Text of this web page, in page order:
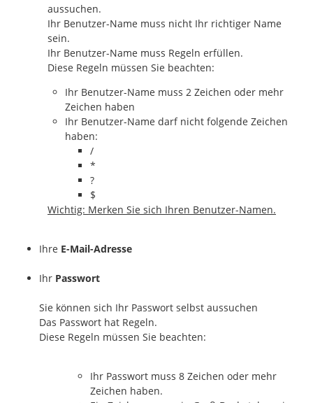
aussuchen.
Ihr Benutzer-Name muss nicht Ihr richtiger Name
sein.
Ihr Benutzer-Name muss Regeln erfüllen.
Diese Regeln müssen Sie beachten:
Ihr Benutzer-Name muss 2 Zeichen oder mehr
Zeichen haben
Ihr Benutzer-Name darf nicht folgende Zeichen
haben:
/
*
?
$
Wichtig: Merken Sie sich Ihren Benutzer-Namen.
Ihre E-Mail-Adresse
Ihr Passwort
Sie können sich Ihr Passwort selbst aussuchen
Das Passwort hat Regeln.
Diese Regeln müssen Sie beachten:
Ihr Passwort muss 8 Zeichen oder mehr
Zeichen haben.